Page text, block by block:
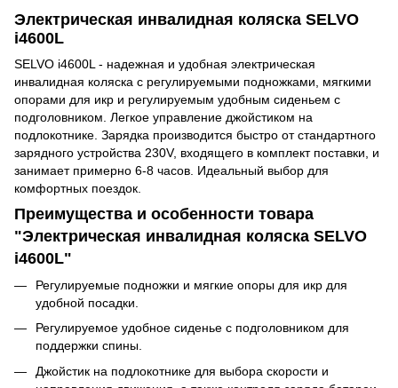
Электрическая инвалидная коляска SELVO
i4600L
SELVO i4600L - надежная и удобная электрическая
инвалидная коляска с регулируемыми подножками, мягкими
опорами для икр и регулируемым удобным сиденьем с
подголовником. Легкое управление джойстиком на
подлокотнике . Зарядка производится быстро от стандартного
зарядного устройства 230V, входящего в комплект поставки, и
занимает примерно 6-8 часов. Идеальный выбор для
комфортных поездок.
Преимущества и особенности товара
"Электрическая инвалидная коляска SELVO
i4600L"
Регулируемые подножки и мягкие опоры для икр для
удобной посадки.
Регулируемое удобное сиденье с подголовником для
поддержки спины.
Джойстик на подлокотнике для выбора скорости и